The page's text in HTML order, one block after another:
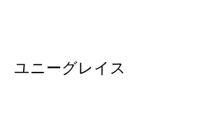
ユニーグレイス